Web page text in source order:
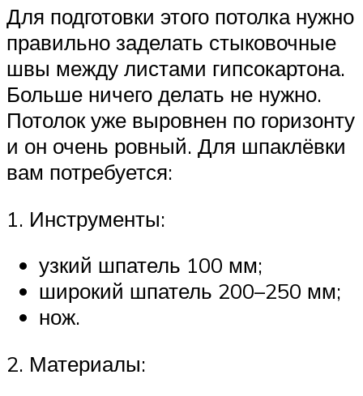
Для подготовки этого потолка нужно
правильно заделать стыковочные
швы между листами гипсокартона.
Больше ничего делать не нужно.
Потолок уже выровнен по горизонту
и он очень ровный. Для шпаклёвки
вам потребуется:
1. Инструменты:
узкий шпатель 100 мм;
широкий шпатель 200–250 мм;
нож.
2. Материалы: